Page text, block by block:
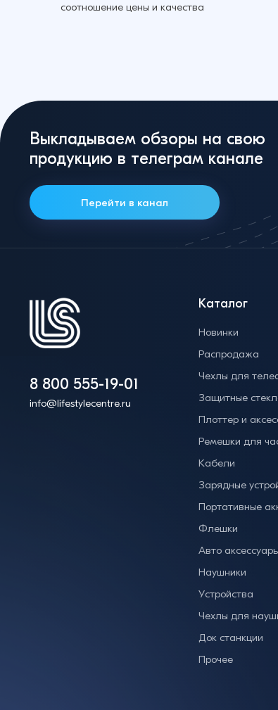
соотношение цены и качества
Выкладываем обзоры на свою
продукцию в телеграм канале
Перейти в канал
8 800 555-19-01
info@lifestylecentre.ru
Каталог
Новинки
Распродажа
Чехлы для
Защитные
Плоттер и
Ремешки для
Кабели
Зарядные
Портативные
Флешки
Авто аксессуары
Наушники
Устройства
Чехлы для
Док станкции
Прочее